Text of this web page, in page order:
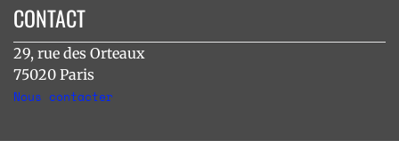
CONTACT
29, rue des Orteaux
75020 Paris
Nous contacter